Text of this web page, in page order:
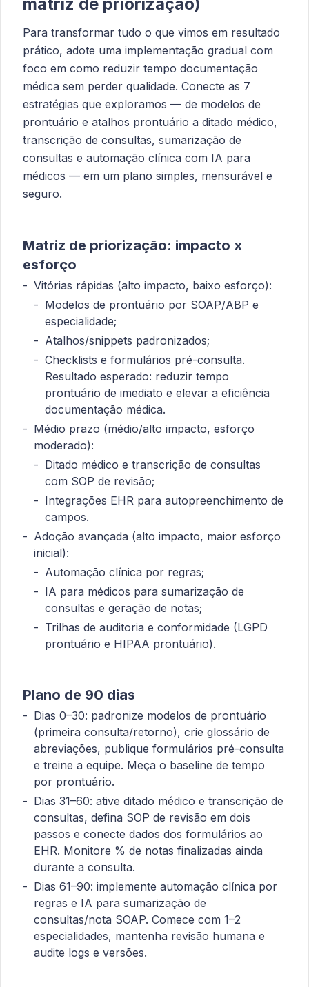
Para transformar tudo o que vimos em resultado
prático, adote uma implementação gradual com
foco em como reduzir tempo documentação
médica sem perder qualidade. Conecte as 7
estratégias que exploramos — de modelos de
prontuário e atalhos prontuário a ditado médico,
transcrição de consultas, sumarização de
consultas e automação clínica com IA para
médicos — em um plano simples, mensurável e
seguro.
Matriz de priorização: impacto x
esforço
Vitórias rápidas (alto impacto, baixo esforço):
Modelos de prontuário por SOAP/ABP e
especialidade;
Atalhos/snippets padronizados;
Checklists e formulários pré-consulta.
Resultado esperado: reduzir tempo
prontuário de imediato e elevar a eficiência
documentação médica.
Médio prazo (médio/alto impacto, esforço
moderado):
Ditado médico e transcrição de consultas
com SOP de revisão;
Integrações EHR para autopreenchimento de
campos.
Adoção avançada (alto impacto, maior esforço
inicial):
Automação clínica por regras;
IA para médicos para sumarização de
consultas e geração de notas;
Trilhas de auditoria e conformidade (LGPD
prontuário e HIPAA prontuário).
Plano de 90 dias
Dias 0–30: padronize modelos de prontuário
(primeira consulta/retorno), crie glossário de
abreviações, publique formulários pré-consulta
e treine a equipe. Meça o baseline de tempo
por prontuário.
Dias 31–60: ative ditado médico e transcrição de
consultas, defina SOP de revisão em dois
passos e conecte dados dos formulários ao
EHR. Monitore % de notas finalizadas ainda
durante a consulta.
Dias 61–90: implemente automação clínica por
regras e IA para sumarização de
consultas/nota SOAP. Comece com 1–2
especialidades, mantenha revisão humana e
audite logs e versões.